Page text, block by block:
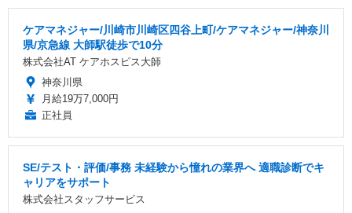
ケアマネジャー/川崎市川崎区四谷上町/ケアマネジャー/神奈川
県/京急線 大師駅徒歩で10分
株式会社AT ケアホスピス大師
神奈川県
月給19万7,000円
正社員
SE/テスト・評価/事務 未経験から憧れの業界へ 適職診断でキ
ャリアをサポート
株式会社スタッフサービス